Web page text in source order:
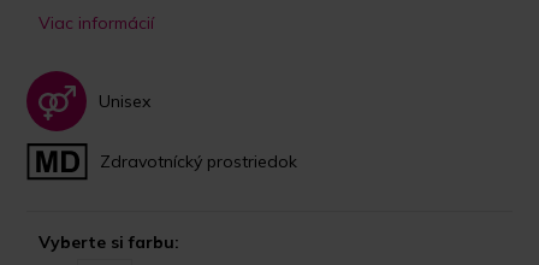
Viac informácií
Unisex
Zdravotnícký prostriedok
Vyberte si farbu: